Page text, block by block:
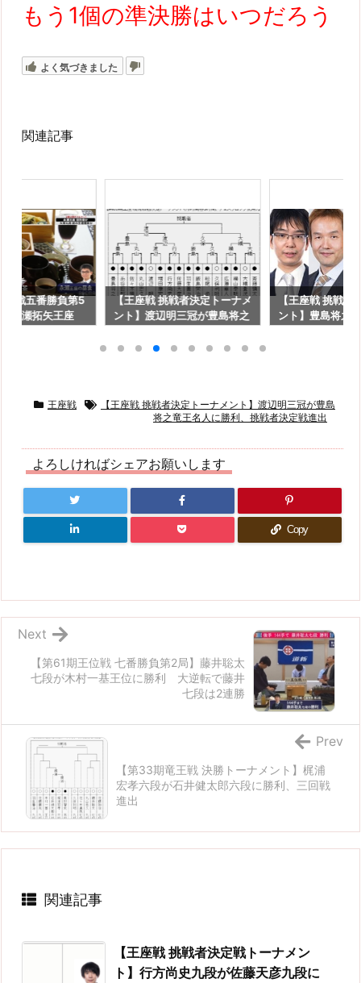
もう1個の準決勝はいつだろう
よく気づきました
関連記事
座戦五番勝負第5
永瀬拓矢王座
【王座戦 挑戦者決定トーナメ
ント】渡辺明三冠が豊島将之
戦進出
【王座戦 挑戦者
ント】豊島将之
王座戦
【王座戦 挑戦者決定トーナメント】渡辺明三冠が豊島
将之竜王名人に勝利、挑戦者決定戦進出
よろしければシェアお願いします
Copy
【第61期王位戦 七番勝負第2局】藤井聡太
七段が木村一基王位に勝利 大逆転で藤井
七段は2連勝
Next
【第33期竜王戦 決勝トーナメント】梶浦
宏孝六段が石井健太郎六段に勝利、三回戦
進出
Prev
関連記事
【王座戦 挑戦者決定戦トーナメン
ト】行方尚史九段が佐藤天彦九段に